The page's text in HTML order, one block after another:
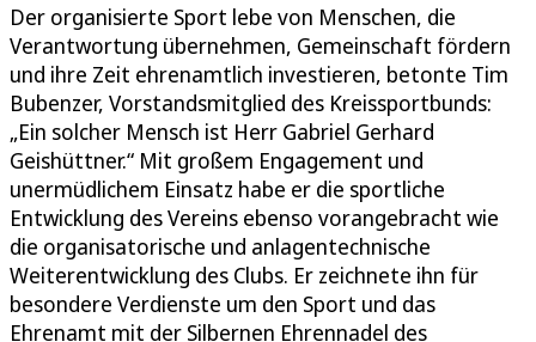
Der organisierte Sport lebe von Menschen, die
Verantwortung übernehmen, Gemeinschaft fördern
und ihre Zeit ehrenamtlich investieren, betonte Tim
Bubenzer, Vorstandsmitglied des Kreissportbunds:
„Ein solcher Mensch ist Herr Gabriel Gerhard
Geishüttner.“ Mit großem Engagement und
unermüdlichem Einsatz habe er die sportliche
Entwicklung des Vereins ebenso vorangebracht wie
die organisatorische und anlagentechnische
Weiterentwicklung des Clubs. Er zeichnete ihn für
besondere Verdienste um den Sport und das
Ehrenamt mit der Silbernen Ehrennadel des